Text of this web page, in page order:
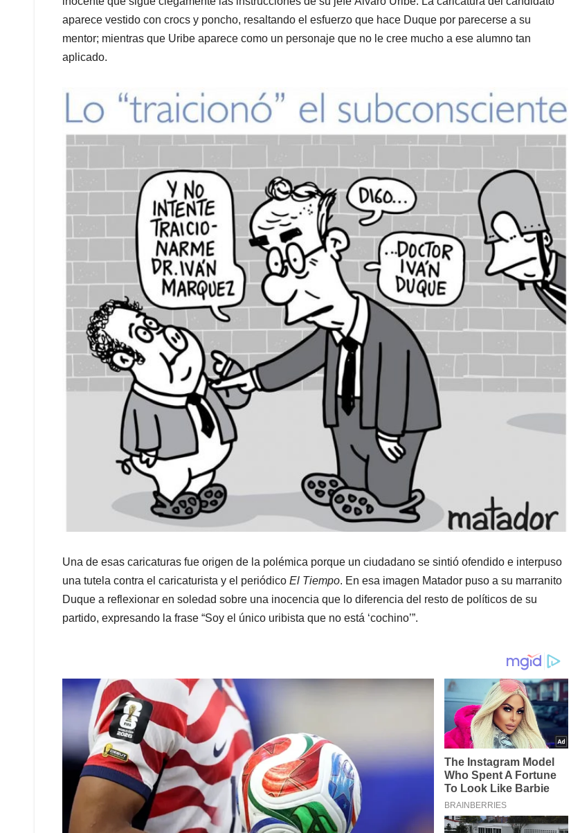
p
k
n
aparece vestido con crocs y poncho, resaltando el esfuerzo que hace Duque por parecerse a su
mentor; mientras que Uribe aparece como un personaje que no le cree mucho a ese alumno tan
aplicado.
Una de esas caricaturas fue origen de la polémica porque un ciudadano se sintió ofendido e interpuso
una tutela contra el caricaturista y el periódico El Tiempo. En esa imagen Matador puso a su marranito
Duque a reflexionar en soledad sobre una inocencia que lo diferencia del resto de políticos de su
partido, expresando la frase “Soy el único uribista que no está ‘cochino’”.